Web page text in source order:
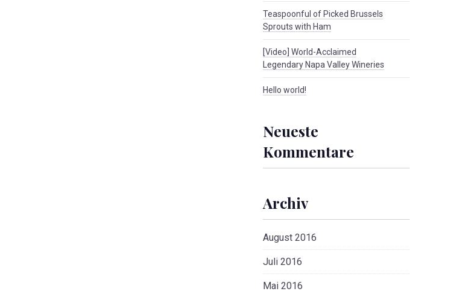
Teaspoonful of Picked Brussels
Sprouts with Ham
[Video] World-Acclaimed
Legendary Napa Valley Wineries
Hello world!
Neueste
Kommentare
Archiv
August 2016
Juli 2016
Mai 2016